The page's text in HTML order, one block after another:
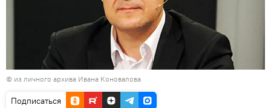
© из личного архива Ивана Коновалова
Подписаться